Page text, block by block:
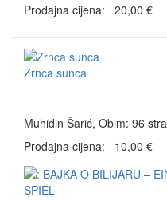
Prodajna cijena:
20,00 €
Zrnca sunca
Muhidin Šarić, Obim: 96
Prodajna cijena:
10,00 €